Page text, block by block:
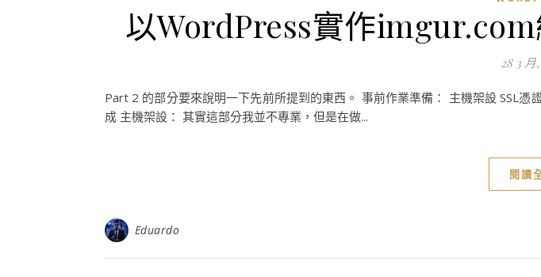
以WordPress實作
28 3 月
Part 2 的部分要來說明一下先前所提到的東西。 事前作業準備： 主機架設 SSL
成 主機架設： 其實這部分我並不專業，但是在做...
閱讀
Eduardo